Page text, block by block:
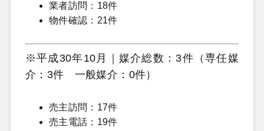
業者訪問：18件
物件確認：21件
※平成30年10月｜媒介総数：3件（専任媒
介：3件 一般媒介：0件）
売主訪問：17件
売主電話：19件